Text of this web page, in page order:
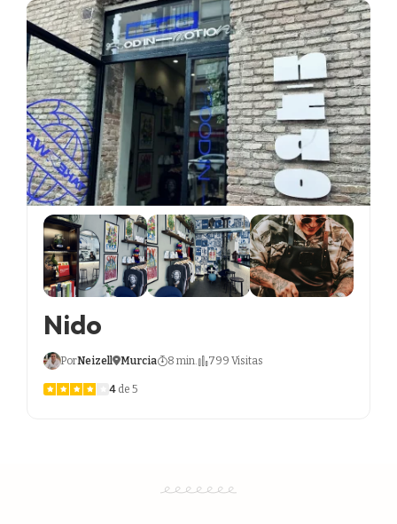
Nido
PorNeizell Murcia 8 min. 799 Visitas
4 de 5